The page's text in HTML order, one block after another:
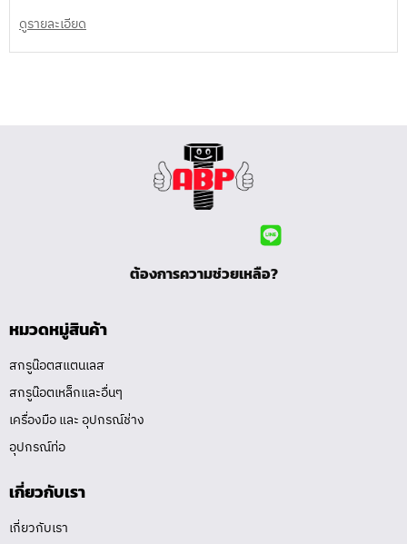
ดูรายละเอียด
ต้องการความช่วยเหลือ?
หมวดหมู่สินค้า
สกรูน๊อตสแตนเลส
สกรูน๊อตเหล็กและอื่นๆ
เครื่องมือ และ อุปกรณ์ช่าง
อุปกรณ์ท่อ
เกี่ยวกับเรา
เกี่ยวกับเรา